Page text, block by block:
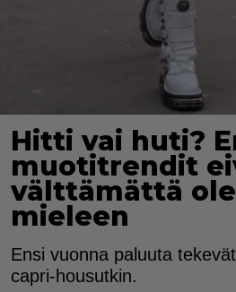
Hitti vai huti?
muotitrendit
välttämättä
mieleen
Ensi vuonna paluuta
capri-housutkin.